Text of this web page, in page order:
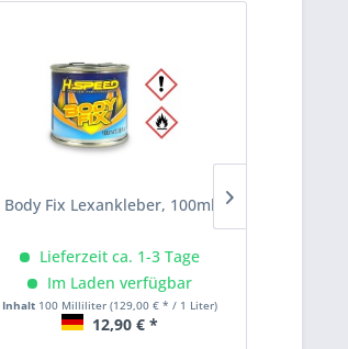
Body Fix Lexankleber, 100ml
Lieferzeit ca. 1-3 Tage
Im Laden verfügbar
Inhalt 100 Milliliter(129,00 € * / 1 Liter)
12,90 € *